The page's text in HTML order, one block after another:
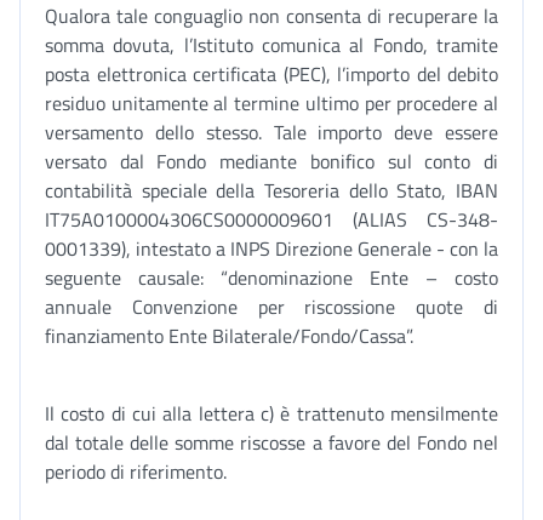
Qualora tale conguaglio non consenta di recuperare la
somma dovuta, l’Istituto comunica al Fondo, tramite
posta elettronica certificata (PEC), l’importo del debito
residuo unitamente al termine ultimo per procedere al
versamento dello stesso. Tale importo deve essere
versato dal Fondo mediante bonifico sul conto di
contabilità speciale della Tesoreria dello Stato, IBAN
IT75A0100004306CS0000009601 (ALIAS CS-348-
0001339), intestato a INPS Direzione Generale - con la
seguente causale: “denominazione Ente – costo
annuale Convenzione per riscossione quote di
finanziamento Ente Bilaterale/Fondo/Cassa”.
Il costo di cui alla lettera c) è trattenuto mensilmente
dal totale delle somme riscosse a favore del Fondo nel
periodo di riferimento.